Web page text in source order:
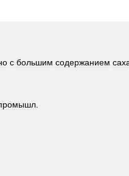
с большим содержанием